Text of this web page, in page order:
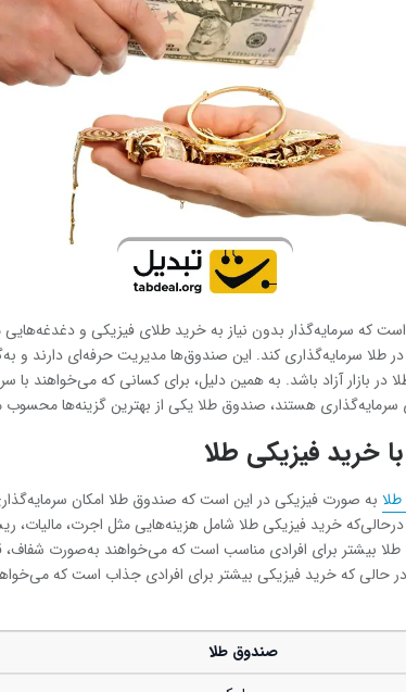
سرمایه‌گذار بدون نیاز به خرید طلای فیزیکی و دغدغه‌هایی
طلا سرمایه‌گذاری کند. این صندوق‌ها مدیریت حرفه‌ای دارند و
بازار آزاد باشد. به همین دلیل، برای کسانی که می‌خواهند با
سرمایه‌گذاری هستند، صندوق طلا یکی از بهترین گزینه‌ها
خرید فیزیکی طلا
به صورت فیزیکی در این است که صندوق طلا امکان
خرید فیزیکی طلا شامل هزینه‌هایی مثل اجرت، مالیات،
بیشتر برای افرادی مناسب است که می‌خواهند به‌صورت شفاف،
حالی که خرید فیزیکی بیشتر برای افرادی جذاب است که
صندوق طلا